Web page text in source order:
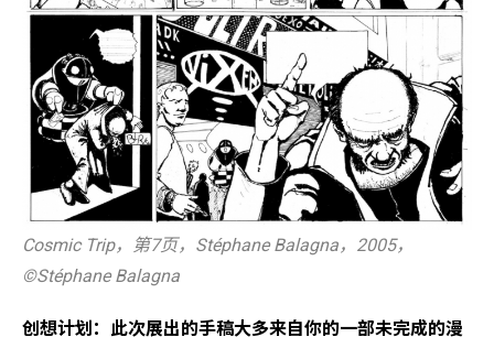
Cosmic Trip，第7页，Stéphane Balagna，2005，
©️Stéphane Balagna
创想计划：此次展出的手稿大多来自你的一部未完成的漫